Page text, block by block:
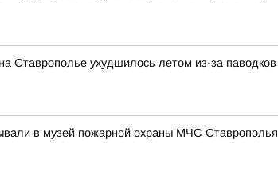
Ставрополье ухудшилось летом из-за паводков
в музей пожарной охраны МЧС Ставрополья